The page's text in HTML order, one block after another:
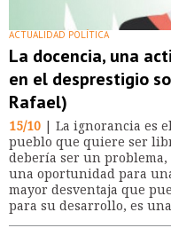
ACTUALIDAD POLÍTICA
La docencia, una
en el desprestigio
Rafael)
15/10 | La ignorancia es
pueblo que quiere ser
debería ser un problema,
una oportunidad para
mayor desventaja que
para su desarrollo, es